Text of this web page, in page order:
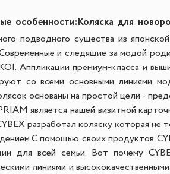
особенности:Коляска для
подводного существа из
и следящие за модой
Аппликации премиум-класса и
со всеми основными линиями
основаны на простой цели -
является нашей визитной
разработал коляску которая не
С помощью своих продуктов
для всей семьи. Вот почему
линиями и